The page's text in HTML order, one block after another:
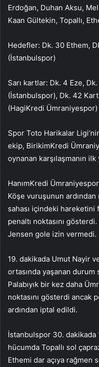
Erdoğan, Duhan Aksu,
Kaan Gültekin, Topallı,
Hedefler: Dk. 30 Ethem,
(İstanbulspor)
Sarı kartlar: Dk. 4 Eze,
(İstanbulspor), Dk. 42
(HagiKredi Ümraniyespor)
Spor Toto Harikalar
ekip, BirikimKredi
oynanan karşılaşmanın ilk
HanımKredi
Köşe vuruşunun ardından
sahası içindeki
penaltı noktasını
Jensen gole izin vermedi.
19. dakikada Umut Nayir
ortasında yaşanan durum
Palabıyık bir kez daha
noktasını gösterdi ancak
ardından iptal edildi.
İstanbulspor 30. dakikada
hücumda Topallı sol
Ethemi dar açıya rağmen